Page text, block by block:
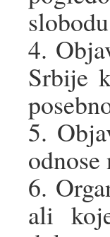
4.
Srbije
5.
6.
ali